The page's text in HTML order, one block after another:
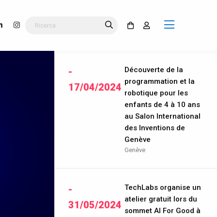
-
17/04/2024
Découverte de la
programmation et la
robotique pour les
enfants de 4 à 10 ans
au Salon International
des Inventions de
Genève
Genève
-
31/05/2024
TechLabs organise un
atelier gratuit lors du
sommet AI For Good à